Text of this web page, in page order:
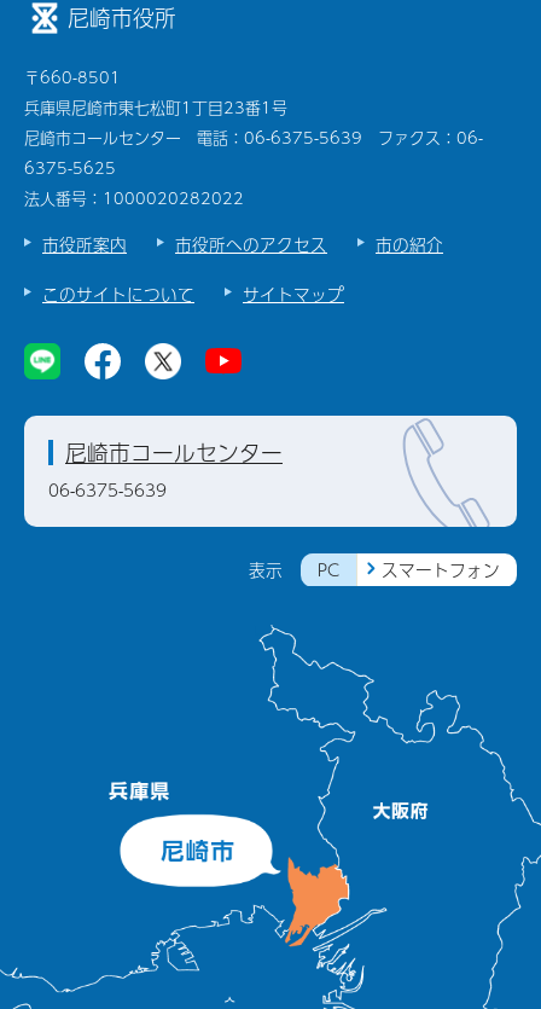
尼崎市役所
〒660-8501
兵庫県尼崎市東七松町1丁目23番1号
尼崎市コールセンター 電話：06-6375-5639 ファクス：06-
6375-5625
法人番号：1000020282022
市役所案内 市役所へのアクセス
市の紹介
このサイトについて
サイトマップ
表示 PC スマートフォン
尼崎市コールセンター
06-6375-5639